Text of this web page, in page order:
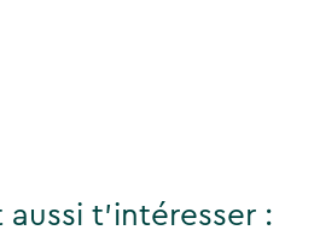
aussi t'intéresser :